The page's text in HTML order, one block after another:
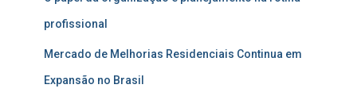
profissional
Mercado de Melhorias Residenciais Continua em
Expansão no Brasil